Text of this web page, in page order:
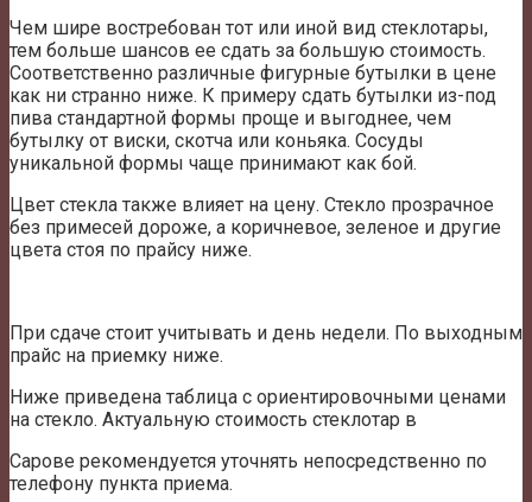
Чем шире востребован тот или иной вид стеклотары,
тем больше шансов ее сдать за большую стоимость.
Соответственно различные фигурные бутылки в цене
как ни странно ниже. К примеру сдать бутылки из-под
пива стандартной формы проще и выгоднее, чем
бутылку от виски, скотча или коньяка. Сосуды
уникальной формы чаще принимают как бой.
Цвет стекла также влияет на цену. Стекло прозрачное
без примесей дороже, а коричневое, зеленое и другие
цвета стоя по прайсу ниже.
При сдаче стоит учитывать и день недели. По выходным
прайс на приемку ниже.
Ниже приведена таблица с ориентировочными ценами
на стекло. Актуальную стоимость стеклотар в
Сарове рекомендуется уточнять непосредственно по
телефону пункта приема.